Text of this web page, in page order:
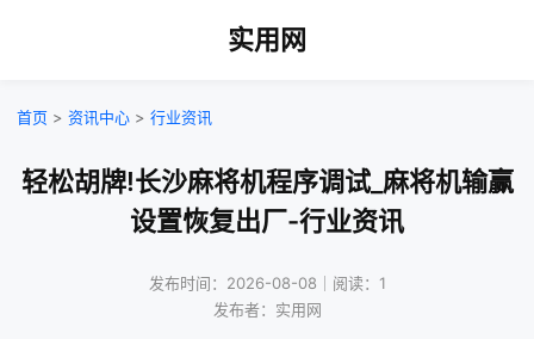
实用网
首页 > 资讯中心 > 行业资讯
轻松胡牌!长沙麻将机程序调试_麻将机输赢
设置恢复出厂-行业资讯
发布时间：2026-08-08｜阅读：1
发布者：实用网